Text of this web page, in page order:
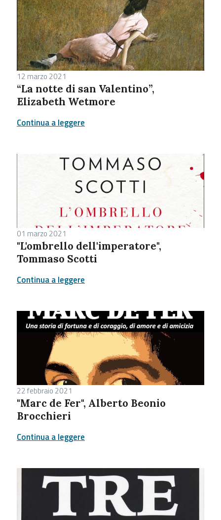
12 marzo 2021
“La notte di san Valentino”,
Elizabeth Wetmore
Continua a leggere
01 marzo 2021
"L'ombrello dell'imperatore",
Tommaso Scotti
Continua a leggere
22 febbraio 2021
"Marc de Fer", Alberto Beonio
Brocchieri
Continua a leggere